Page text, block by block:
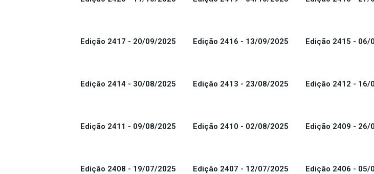
Edição 2417 - 20/09/2025 Edição 2416 - 13/09/2025 Edição 2415 - 06/
Edição 2414 - 30/08/2025 Edição 2413 - 23/08/2025 Edição 2412 - 16/
Edição 2411 - 09/08/2025 Edição 2410 - 02/08/2025 Edição 2409 - 26/
Edição 2408 - 19/07/2025 Edição 2407 - 12/07/2025 Edição 2406 - 05/